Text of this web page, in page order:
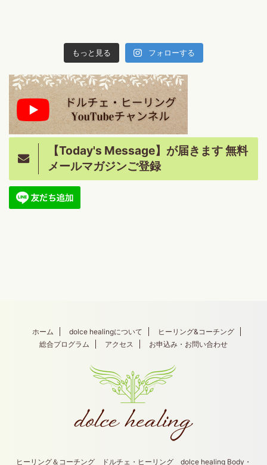
もっと見る フォローする
【Today's Message】が届きます 無料
メールマガジンご登録
ホーム dolce healingについて
ヒーリング&コーチング
総合プログラム
アクセス お申込み・お問い合わせ
ヒーリング＆コーチング ドルチェ・ヒーリング dolce healing Body・